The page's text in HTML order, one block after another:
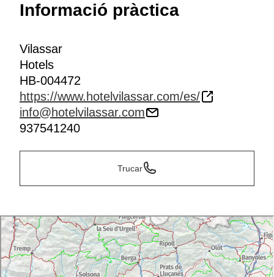
Informació pràctica
Vilassar
Hotels
HB-004472
https://www.hotelvilassar.com/es/
info@hotelvilassar.com
937541240
Trucar